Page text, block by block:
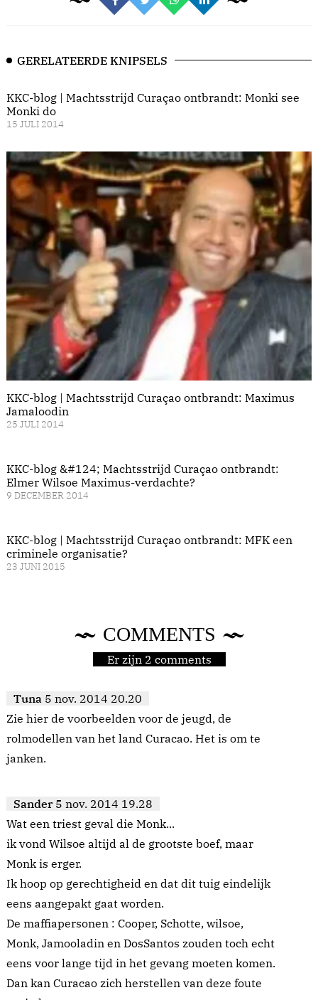
GERELATEERDE KNIPSELS
KKC-blog | Machtsstrijd Curaçao ontbrandt: Monki see
Monki do
15 JULI 2014
KKC-blog | Machtsstrijd Curaçao ontbrandt: Maximus
Jamaloodin
25 JULI 2014
KKC-blog &#124; Machtsstrijd Curaçao ontbrandt:
Elmer Wilsoe Maximus-verdachte?
9 DECEMBER 2014
KKC-blog | Machtsstrijd Curaçao ontbrandt: MFK een
criminele organisatie?
23 JUNI 2015
COMMENTS
Er zijn 2 comments
Tuna 5 nov. 2014 20.20
Zie hier de voorbeelden voor de jeugd, de
rolmodellen van het land Curacao. Het is om te
janken.
Sander 5 nov. 2014 19.28
Wat een triest geval die Monk...
ik vond Wilsoe altijd al de grootste boef, maar
Monk is erger.
Ik hoop op gerechtigheid en dat dit tuig eindelijk
eens aangepakt gaat worden.
De maffiapersonen : Cooper, Schotte, wilsoe,
Monk, Jamooladin en DosSantos zouden toch echt
eens voor lange tijd in het gevang moeten komen.
Dan kan Curacao zich herstellen van deze foute